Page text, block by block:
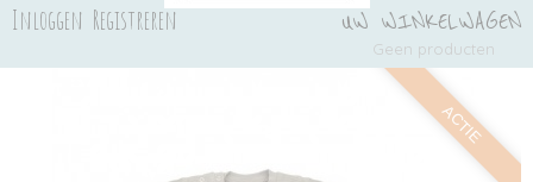
Inloggen Registreren UW WINKELWAGEN
Geen producten
ACTIE